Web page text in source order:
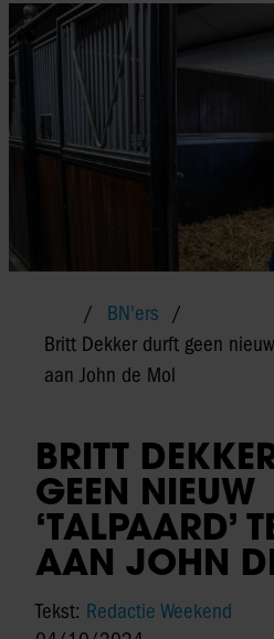
BN'ers
Britt Dekker durft geen nieuw
aan John de Mol
BRITT
GEEN NIEUW
‘TALPAARD’
AAN JOHN
Tekst: Redactie Weekend